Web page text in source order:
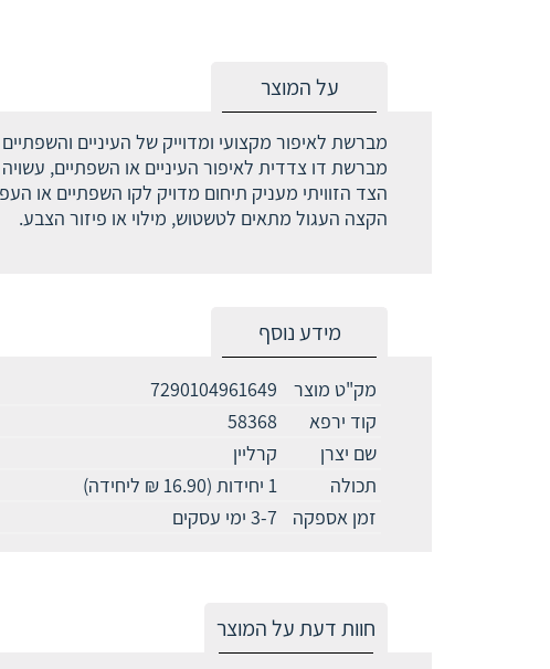
על המוצר
מברשת לאיפור מקצועי ומדוייק של העיניים והשפתיים
מברשת דו צדדית לאיפור העיניים או השפתיים, עשויה
הצד הזוויתי מעניק תיחום מדויק לקו השפתיים או
הקצה העגול מתאים לטשטוש, מילוי או פיזור הצבע.
מידע נוסף
מק"ט מוצר
7290104961649
קוד ירפא
58368
שם יצרן
קרליין
תכולה
1 יחידות (16.90 ₪ ליחידה)
זמן אספקה
3-7 ימי עסקים
חוות דעת על המוצר